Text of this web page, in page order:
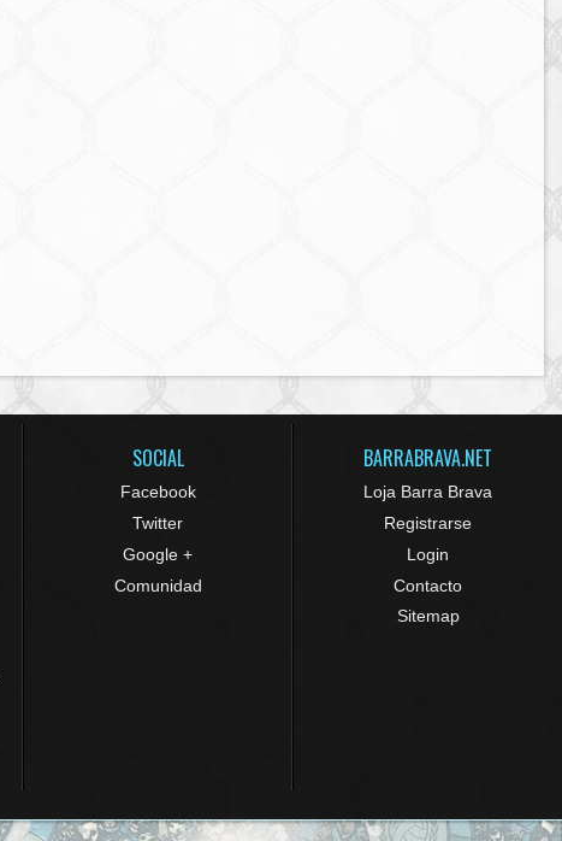
SOCIAL
Facebook
Twitter
Google +
Comunidad
BARRABRAVA.NET
Loja Barra Brava
Registrarse
Login
Contacto
Sitemap